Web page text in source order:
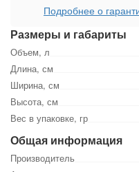
Размеры и габариты
Объем, л
Длина, см
Ширина, см
Высота, см
Вес в упаковке, гр
Общая информация
Производитель
Подробнее о